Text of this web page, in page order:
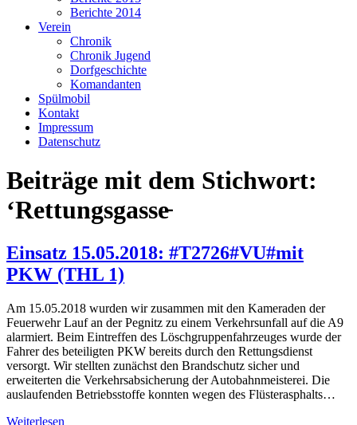
Berichte 2014
Verein
Chronik
Chronik Jugend
Dorfgeschichte
Komandanten
Spülmobil
Kontakt
Impressum
Datenschutz
Beiträge mit dem Stichwort:
‘Rettungsgasse̵
Einsatz 15.05.2018: #T2726#VU#mit
PKW (THL 1)
Am 15.05.2018 wurden wir zusammen mit den Kameraden der
Feuerwehr Lauf an der Pegnitz zu einem Verkehrsunfall auf die A9
alarmiert. Beim Eintreffen des Löschgruppenfahrzeuges wurde der
Fahrer des beteiligten PKW bereits durch den Rettungsdienst
versorgt. Wir stellten zunächst den Brandschutz sicher und
erweiterten die Verkehrsabsicherung der Autobahnmeisterei. Die
auslaufenden Betriebsstoffe konnten wegen des Flüsterasphalts…
Weiterlesen